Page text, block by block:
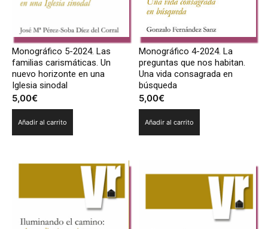
Monográfico 5-2024. Las
familias carismáticas. Un
nuevo horizonte en una
Iglesia sinodal
5,00€
Añadir al carrito
Monográfico 4-2024. La
preguntas que nos habitan.
Una vida consagrada en
búsqueda
5,00€
Añadir al carrito